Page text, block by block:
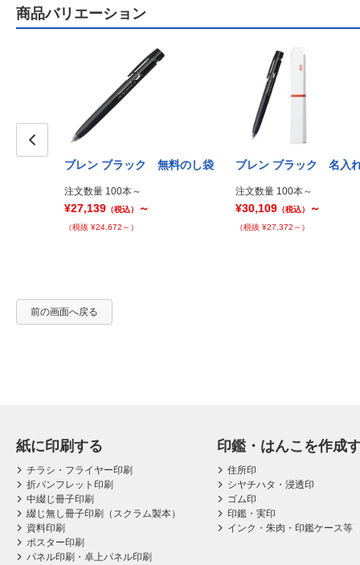
商品バリエーション
ブレン ブラック 無料のし袋
注文数量 100本～
¥27,139 （税込） ～
（税抜 ¥24,672～）
ブレン ブラック 名入
注文数量 100本～
¥30,109 （税込） ～
（税抜 ¥27,372～）
前の画面へ戻る
紙に印刷する
チラシ・フライヤー印刷
折パンフレット印刷
中綴じ冊子印刷
綴じ無し冊子印刷（スクラム製本）
資料印刷
ポスター印刷
パネル印刷・卓上パネル印刷
印鑑・はんこを作成
住所印
シヤチハタ・浸透印
ゴム印
印鑑・実印
インク・朱肉・印鑑ケース等